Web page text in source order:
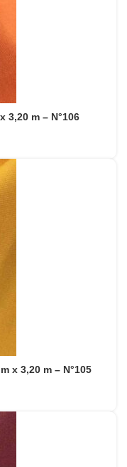
3,20 m – N°106
x 3,20 m – N°105